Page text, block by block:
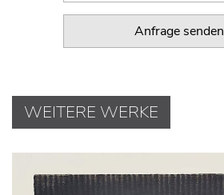
Anfrage senden
WEITERE WERKE